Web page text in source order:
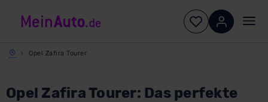
​Opel Zafira Tourer
​Opel Zafira Tourer: Das perfekte